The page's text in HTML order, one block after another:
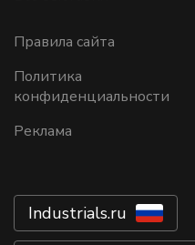
Правила сайта
Политика
конфиденциальности
Реклама
Industrials.ru